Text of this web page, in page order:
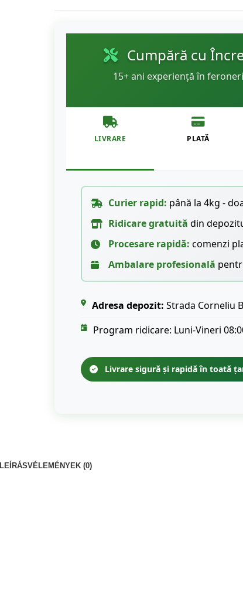
Cumpără cu
15+ ani experiență în
LIVRARE PLATĂ
Curier rapid: până la 4kg -
Ridicare gratuită din
Procesare rapidă: comenzi
Ambalare profesională
Adresa depozit: Strada Corneliu
Program ridicare: Luni-Vineri
Livrare sigură și rapidă în toată
LEÍRÁSVÉLEMÉNYEK (0)